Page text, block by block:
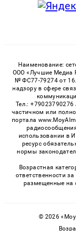
Наименование:
ООО «Лучшие Медиа
№ ФС77-79274 от
надзору в сфере
Тел.:
частичном или
портала
использовании в
ресурс
нормы
Возрастная
ответственности
размещенные на
© 2026